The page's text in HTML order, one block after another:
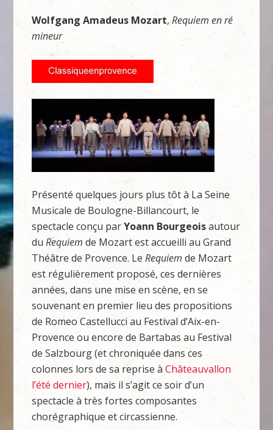
Wolfgang Amadeus Mozart,Requiem en ré
mineur
Présenté quelques jours plus tôt à La Seine
Musicale de Boulogne-Billancourt, le
spectacle conçu parYoann Bourgeoisautour
duRequiem de Mozart est accueilli au Grand
Théâtre de Provence. LeRequiem de Mozart
est régulièrement proposé, ces dernières
années, dans une mise en scène, en se
souvenant en premier lieu des propositions
de Romeo Castellucci au Festival d’Aix-en-
Provence ou encore de Bartabas au Festival
de Salzbourg (et chroniquée dans ces
colonnes lors de sa reprise àChâteauvallon
l’été dernier), mais il s’agit ce soir d’un
spectacle à très fortes composantes
chorégraphique et circassienne.